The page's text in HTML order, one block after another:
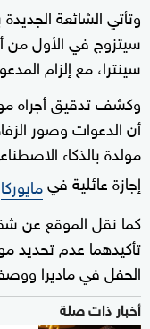
وتأتي الشائعة
سيتزوج في الأول من
سينترا، مع إلزام
أن الدعوات وصور
مولدة بالذكاء
إجازة عائلية فيمايوركا
كما نقل الموقع عن
تأكيدهما عدم تحديد
الحفل في ماديرا
أخبار ذات صلة